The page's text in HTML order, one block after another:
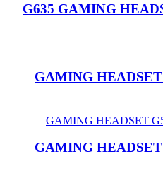
هدست گیمینگ لاجیتک جی GAMING HEADSET
هدست گیمینگ لاجیتک جی GAMING HEADSET